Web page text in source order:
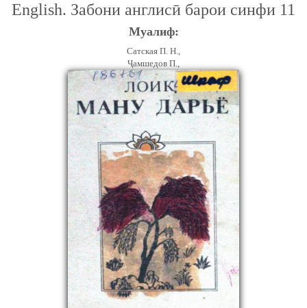
English. Забони англисӣ барои синфи 11
Муалиф:
Сатская П. Н.,
Ҷамшедов П.,